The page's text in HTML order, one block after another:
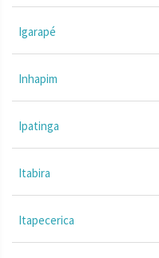
Igarapé
Inhapim
Ipatinga
Itabira
Itapecerica